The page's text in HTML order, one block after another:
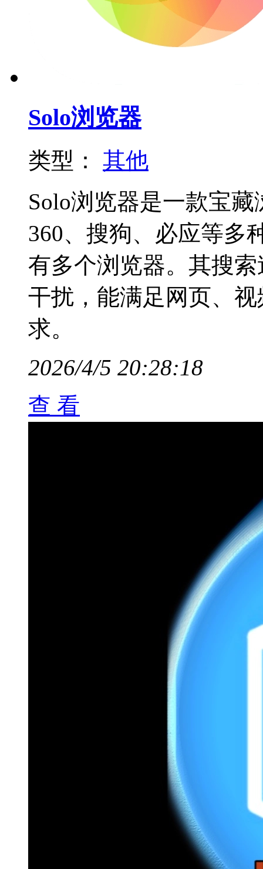
Solo浏览器
类型： 其他
Solo浏览器是一款宝
360、搜狗、必应等多
有多个浏览器。其搜
干扰，能满足网页、
求。
2026/4/5 20:28:18
查 看